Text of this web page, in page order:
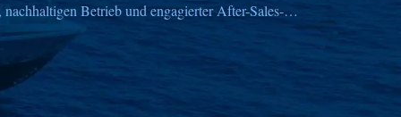
Betrieb und engagierter After-Sales-